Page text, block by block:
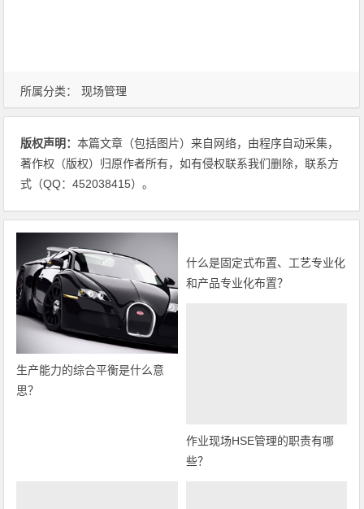
所属分类： 现场管理
版权声明：本篇文章（包括图片）来自网络，由程序自动采集，
著作权（版权）归原作者所有，如有侵权联系我们删除，联系方
式（QQ：452038415）。
生产能力的综合平衡是什么意
思？
什么是固定式布置、工艺专业化
和产品专业化布置？
作业现场HSE管理的职责有哪
些？